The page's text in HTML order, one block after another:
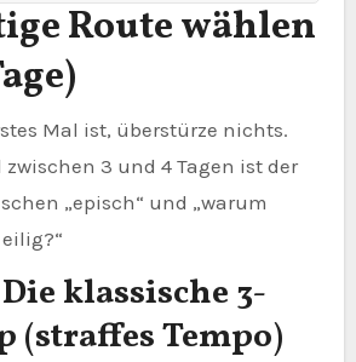
Route wählen
Mal ist, überstürze nichts.
zwischen 3 und 4 Tagen ist der
„episch“ und „warum
klassische 3-
(straffes Tempo)